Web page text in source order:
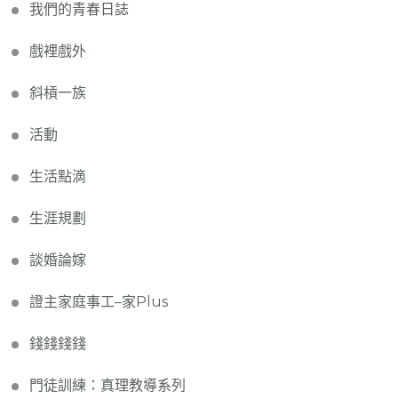
我們的青春日誌
戲裡戲外
斜槓一族
活動
生活點滴
生涯規劃
談婚論嫁
證主家庭事工–家Plus
錢錢錢錢
門徒訓練：真理教導系列